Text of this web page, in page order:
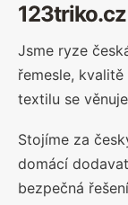
123triko.cz
Jsme ryze
řemesle,
textilu se
Stojíme za
domácí
bezpečná